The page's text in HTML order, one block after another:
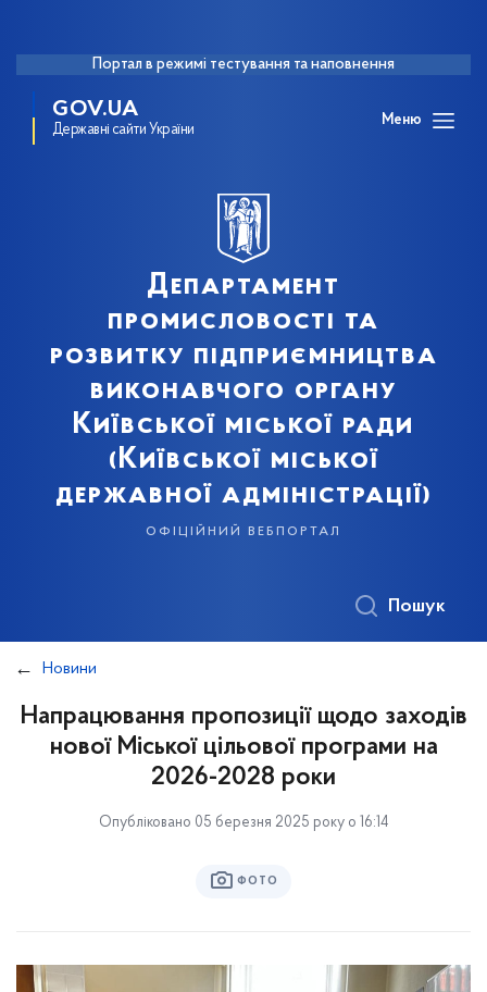
Портал в режимі тестування та наповнення
GOV.UA
Державні сайти України
Меню
Департамент
промисловості та
розвитку підприємництва
виконавчого органу
Київської міської ради
(Київської міської
державної адміністрації)
офіційний вебпортал
Пошук
Новини
Напрацювання пропозиції щодо заходів
нової Міської цільової програми на
2026-2028 роки
Опубліковано 05 березня 2025 року о 16:14
ФОТО